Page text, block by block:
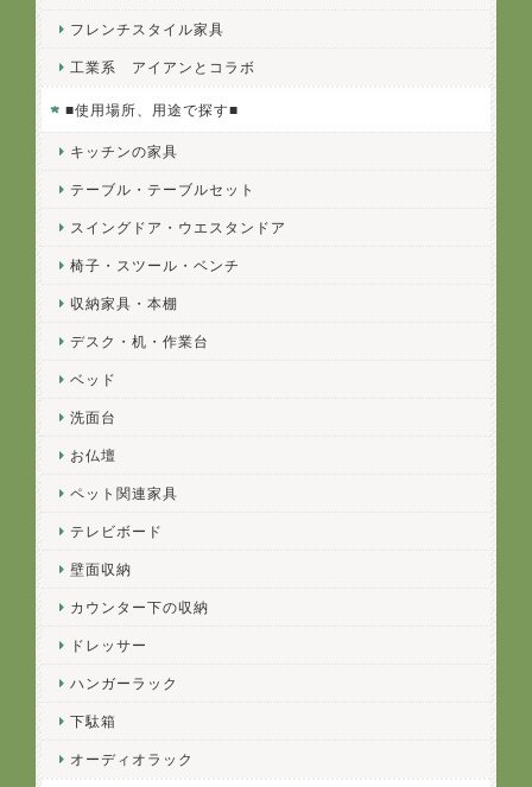
フレンチスタイル家具
工業系 アイアンとコラボ
■使用場所、用途で探す■
キッチンの家具
テーブル・テーブルセット
スイングドア・ウエスタンドア
椅子・スツール・ベンチ
収納家具・本棚
デスク・机・作業台
ベッド
洗面台
お仏壇
ペット関連家具
テレビボード
壁面収納
カウンター下の収納
ドレッサー
ハンガーラック
下駄箱
オーディオラック